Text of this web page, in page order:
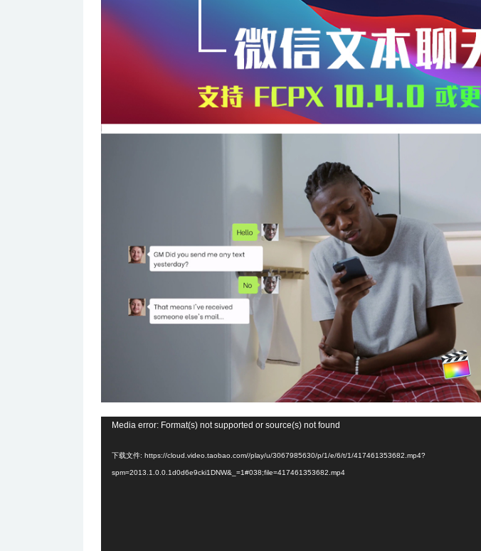
Media error: Format(s) not supported or source(s) not found
下载文件: https://cloud.video.taobao.com//play/u/3067985630/p/1/e/6/t/1/417461353682.mp4?
spm=2013.1.0.0.1d0d6e9cki1DNW&_=1#038;file=417461353682.mp4